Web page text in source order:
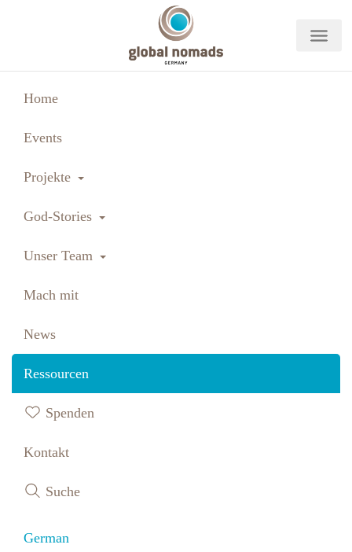
Home
Events
Projekte Toggle Dropdown
God-Stories Toggle Dropdown
Unser Team Toggle Dropdown
Mach mit
News
Ressourcen
Spenden
Kontakt
Suche
German
Teilnehmenden